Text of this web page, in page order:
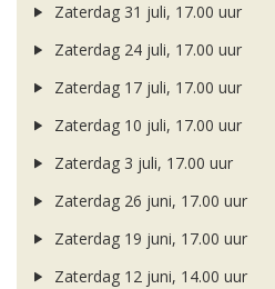
Zaterdag 31 juli, 17.00 uur
Zaterdag 24 juli, 17.00 uur
Zaterdag 17 juli, 17.00 uur
Zaterdag 10 juli, 17.00 uur
Zaterdag 3 juli, 17.00 uur
Zaterdag 26 juni, 17.00 uur
Zaterdag 19 juni, 17.00 uur
Zaterdag 12 juni, 14.00 uur